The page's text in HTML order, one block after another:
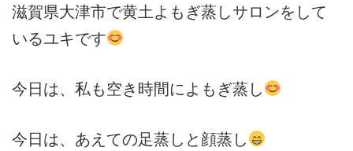
滋賀県大津市で黄土よもぎ蒸しサロンをして
いるユキです
今日は、私も空き時間によもぎ蒸し
今日は、あえての足蒸しと顔蒸し